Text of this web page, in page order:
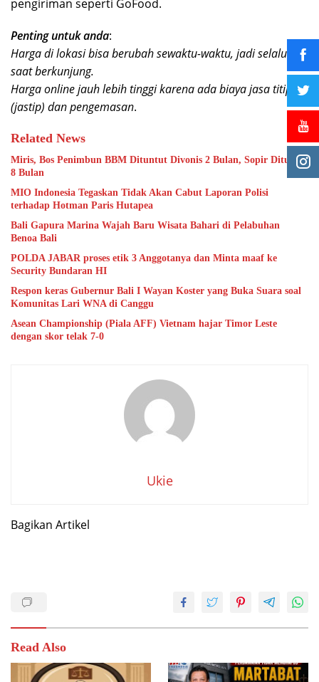
pengiriman seperti GoFood.
Penting untuk anda:
Harga di lokasi bisa berubah sewaktu-waktu, jadi selalu cek
saat berkunjung.
Harga online jauh lebih tinggi karena ada biaya jasa titip
(jastip) dan pengemasan.
Related News
Miris, Bos Penimbun BBM Dituntut Divonis 2 Bulan, Sopir Dituntut
8 Bulan
MIO Indonesia Tegaskan Tidak Akan Cabut Laporan Polisi
terhadap Hotman Paris Hutapea
Bali Gapura Marina Wajah Baru Wisata Bahari di Pelabuhan
Benoa Bali
POLDA JABAR proses etik 3 Anggotanya dan Minta maaf ke
Security Bundaran HI
Respon keras Gubernur Bali I Wayan Koster yang Buka Suara soal
Komunitas Lari WNA di Canggu
Asean Championship (Piala AFF) Vietnam hajar Timor Leste
dengan skor telak 7-0
Ukie
Bagikan Artikel
Read Also